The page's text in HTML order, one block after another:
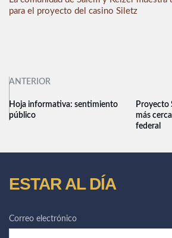
para el proyecto del casino Siletz
ANTERIOR
Hoja informativa: sentimiento
público
Proyecto
más
federal
ESTAR AL DÍA
Correo electrónico